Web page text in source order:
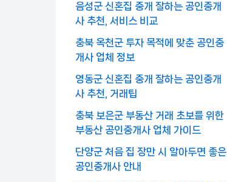
음성군 신혼집 중개 잘하는 공인중개
사 추천, 서비스 비교
충북 옥천군 투자 목적에 맞춘 공인중
개사 업체 정보
영동군 신혼집 중개 잘하는 공인중개
사 추천, 거래팁
충북 보은군 부동산 거래 초보를 위한
부동산 공인중개사 업체 가이드
단양군 처음 집 장만 시 알아두면 좋은
공인중개사 안내